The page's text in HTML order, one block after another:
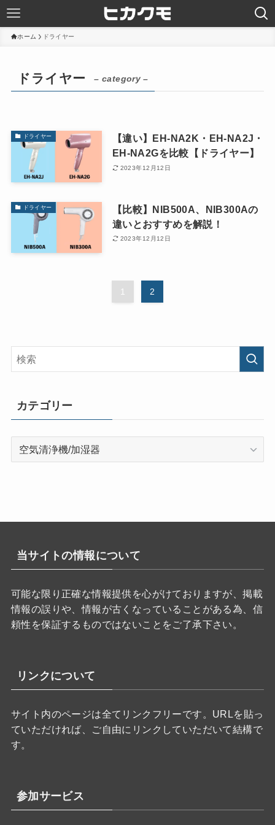
ホーム ドライヤー
ドライヤー – category –
ドライヤー
【違い】EH-NA2K・EH-NA2J・
EH-NA2Gを比較【ドライヤー】
2023年12月12日
ドライヤー
【比較】NIB500A、NIB300Aの
違いとおすすめを解説！
2023年12月12日
1 2
カテゴリー
当サイトの情報について
可能な限り正確な情報提供を心がけておりますが、掲載
情報の誤りや、情報が古くなっていることがある為、信
頼性を保証するものではないことをご了承下さい。
リンクについて
サイト内のページは全てリンクフリーです。URLを貼っ
ていただければ、ご自由にリンクしていただいて結構で
す。
参加サービス